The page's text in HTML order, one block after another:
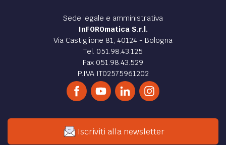
Sede legale e amministrativa
InFOROmatica S.r.l.
Via Castiglione 81, 40124 - Bologna
Tel. 051.98.43.125
Fax 051.98.43.529
P.IVA IT02575961202
Iscriviti alla newsletter